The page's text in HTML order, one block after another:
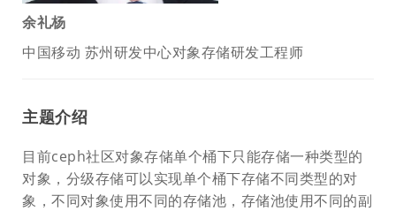
余礼杨
中国移动 苏州研发中心对象存储研发工程师
主题介绍
目前ceph社区对象存储单个桶下只能存储一种类型的
对象，分级存储可以实现单个桶下存储不同类型的对
象，不同对象使用不同的存储池，存储池使用不同的副